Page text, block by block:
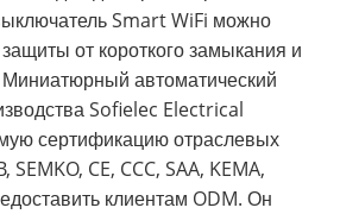
Smart WiFi можно
от короткого замыкания и
автоматический
Sofielec Electrical
сертификацию отраслевых
SEMKO, CE, CCC, SAA, KEMA,
клиентам ODM. Он